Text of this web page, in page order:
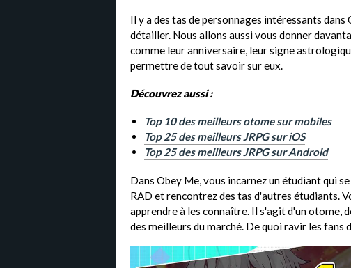
Il y a des tas de personnages intéressants
détailler. Nous allons aussi vous donner
comme leur anniversaire, leur signe
permettre de tout savoir sur eux.
Découvrez aussi :
Top 10 des meilleurs otome sur mobiles
Top 25 des meilleurs JRPG sur iOS
Top 25 des meilleurs JRPG sur Android
Dans Obey Me, vous incarnez un étudiant qui
RAD et rencontrez des tas d'autres étudiants.
apprendre à les connaître. Il s'agit d'un otome,
des meilleurs du marché. De quoi ravir les fans